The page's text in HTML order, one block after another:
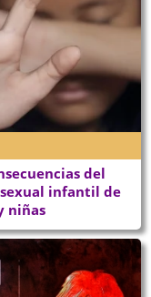
del
infantil de
niñas